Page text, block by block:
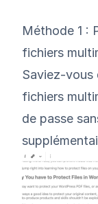
Méthode 1 :
fichiers
Saviez-vous
fichiers
de passe